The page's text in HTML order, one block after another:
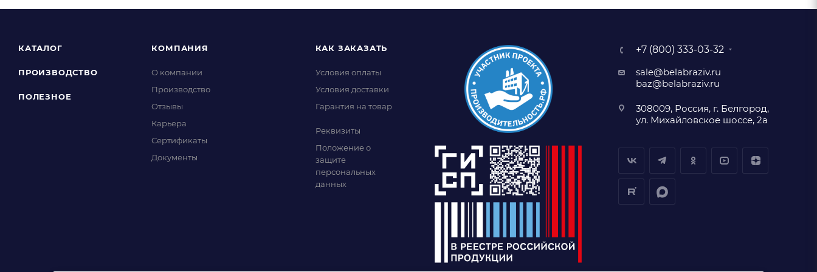
КАТАЛОГ
ПРОИЗВОДСТВО
ПОЛЕЗНОЕ
КОМПАНИЯ
О компании
Производство
Отзывы
Карьера
Сертификаты
Документы
КАК ЗАКАЗАТЬ
Условия оплаты
Условия доставки
Гарантия на товар
Реквизиты
Положение о
защите
персональных
данных
+7 (800) 333-03-32
sale@belabraziv.ru
baz@belabraziv.ru
308009, Россия, г. Белгород,
ул. Михайловское шоссе, 2а